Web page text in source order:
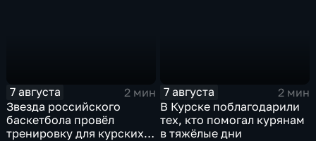
7 августа
2 мин
Звезда российского
баскетбола провёл
тренировку для курских
7 августа
2 мин
В Курске поблагодарили
тех, кто помогал курянам
в тяжёлые дни